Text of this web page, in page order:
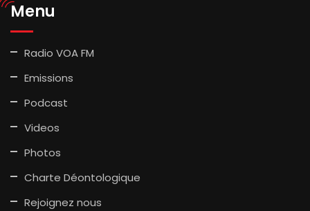
Menu
Radio VOA FM
Emissions
Podcast
Videos
Photos
Charte Déontologique
Rejoignez nous